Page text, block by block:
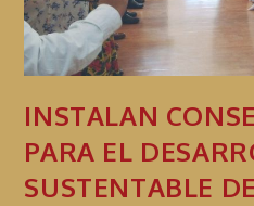
INSTALAN
PARA EL
SUSTENTABLE